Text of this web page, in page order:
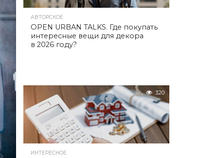
АВТОРСКОЕ
OPEN URBAN TALKS. Где покупать
интересные вещи для декора
в 2026 году?
320
ИНТЕРЕСНОЕ